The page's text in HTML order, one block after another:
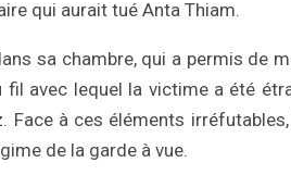
qui aurait tué Anta Thiam.
sa chambre, qui a permis de
fil avec lequel la victime a été
Face à ces éléments
de la garde à vue.